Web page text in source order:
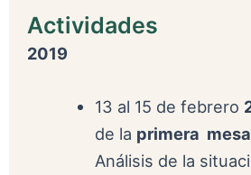
Actividades
2019
13 al 15 de febrero
de la primera
Análisis de la